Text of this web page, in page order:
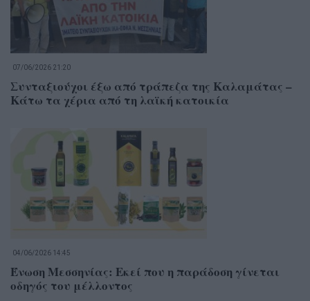
07/06/2026 21:20
Συνταξιούχοι έξω από τράπεζα της Καλαμάτας –
Κάτω τα χέρια από τη λαϊκή κατοικία
04/06/2026 14:45
Ένωση Μεσσηνίας: Εκεί που η παράδοση γίνεται
οδηγός του μέλλοντος